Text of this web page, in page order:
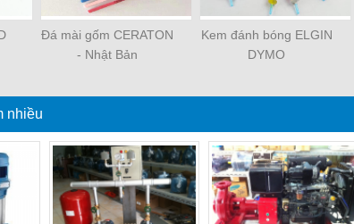
Đá mài gốm CERATON
- Nhật Bản
Kem đánh bóng ELGIN
DYMO
nhiều